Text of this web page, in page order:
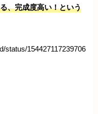
、完成度高い！という
status/154427117239706